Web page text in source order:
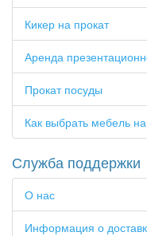
Кикер на прокат
Аренда
Прокат посуды
Как выбрать мебель
Служба поддержки
О нас
Информация о